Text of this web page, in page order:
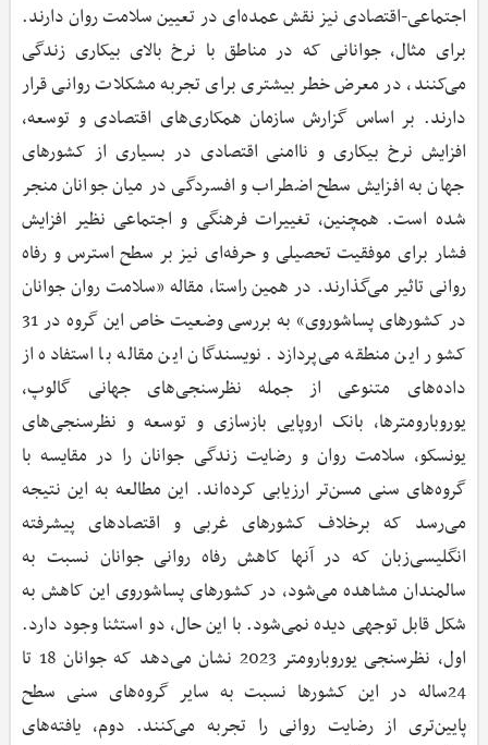
اجتماعی-اقتصادی نیز نقش عمده‌ای در تعیین سلامت روان دارند.
برای مثال، جوانانی که در مناطق با نرخ بالای بیکاری زندگی
می‌کنند، در معرض خطر بیشتری برای تجربه مشکلات روانی قرار
دارند. بر اساس گزارش سازمان همکاری‌های اقتصادی و توسعه،
افزایش نرخ بیکاری و ناامنی اقتصادی در بسیاری از کشورهای
جهان به افزایش سطح اضطراب و افسردگی در میان جوانان منجر
شده است. همچنین، تغییرات فرهنگی و اجتماعی نظیر افزایش
فشار برای موفقیت تحصیلی و حرفه‌ای نیز بر سطح استرس و رفاه
روانی تاثیر می‌گذارند. در همین راستا، مقاله «سلامت روان جوانان
در کشورهای پساشوروی» به بررسی وضعیت خاص این گروه در 31
کشور این منطقه می‌پردازد. نویسندگان این مقاله با استفاده از
داده‌های متنوعی از جمله نظرسنجی‌های جهانی گالوپ،
یوروبارومترها، بانک اروپایی بازسازی و توسعه و نظرسنجی‌های
یونسکو، سلامت روان و رضایت زندگی جوانان را در مقایسه با
گروه‌های سنی مسن‌تر ارزیابی کرده‌اند. این مطالعه به این نتیجه
می‌رسد که برخلاف کشورهای غربی و اقتصادهای پیشرفته
انگلیسی‌زبان که در آنها کاهش رفاه روانی جوانان نسبت به
سالمندان مشاهده می‌شود، در کشورهای پساشوروی این کاهش به
شکل قابل توجهی دیده نمی‌شود. با این حال، دو استثنا وجود دارد.
اول، نظرسنجی یوروبارومتر 2023 نشان می‌دهد که جوانان 18 تا
24ساله در این کشورها نسبت به سایر گروه‌های سنی سطح
پایین‌تری از رضایت روانی را تجربه می‌کنند. دوم، یافته‌های